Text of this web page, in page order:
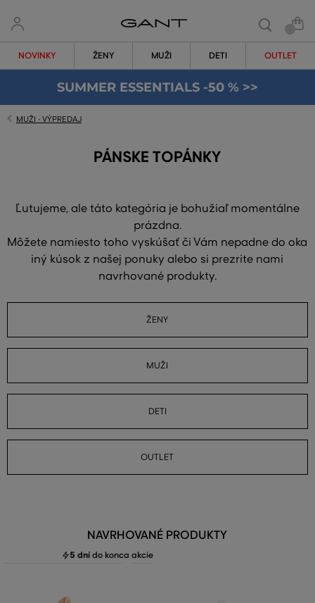
NOVINKY ŽENY MUŽI DETI OUTLET
SUMMER ESSENTIALS -50 % >>
MUŽI - VÝPREDAJ
PÁNSKE TOPÁNKY
Ľutujeme, ale táto kategória je bohužiaľ momentálne
prázdna.
Môžete namiesto toho vyskúšať či Vám nepadne do oka
iný kúsok z našej ponuky alebo si prezrite nami
navrhované produkty.
ŽENY
MUŽI
DETI
OUTLET
NAVRHOVANÉ PRODUKTY
5 dní do konca akcie